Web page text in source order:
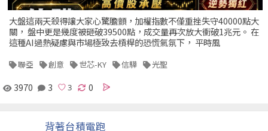
大盤這兩天殺得讓大家心驚膽顫，加權指數不僅重挫失守40000點大
關， 盤中更是幾度被砸破39500點，成交量再次放大衝破1兆元。 在
這種AI過熱疑慮與市場極致去槓桿的恐慌氣氛下， 平時風
聯亞 創意 世芯-KY 信驊 光聖
3970 3 0
背著台積電跑